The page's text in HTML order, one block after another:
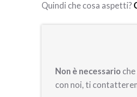
Quindi che cosa aspetti?
Non è necessario
con noi, ti